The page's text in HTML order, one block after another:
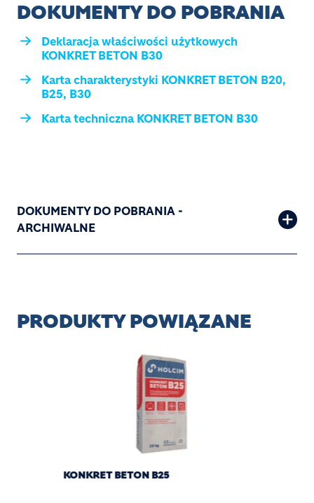
DOKUMENTY DO POBRANIA
Deklaracja właściwości użytkowych
KONKRET BETON B30
Karta charakterystyki KONKRET BETON B20,
B25, B30
Karta techniczna KONKRET BETON B30
DOKUMENTY DO POBRANIA -
ARCHIWALNE
PRODUKTY POWIĄZANE
KONKRET BETON B25